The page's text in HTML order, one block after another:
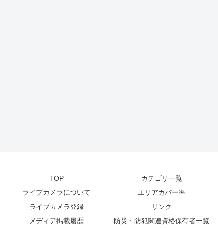
TOP
カテゴリ一覧
ライブカメラについて
エリアカバー率
ライブカメラ登録
リンク
メディア掲載履歴
防災・防犯関連資格保有者一覧